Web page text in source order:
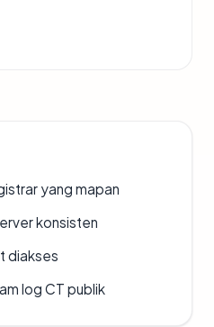
yang mapan
konsisten
diakses
log CT publik